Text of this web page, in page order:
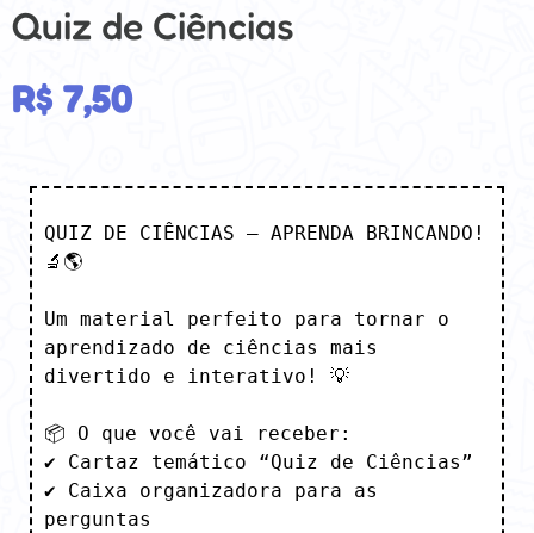
Quiz de Ciências
R$ 7,50
QUIZ DE CIÊNCIAS – APRENDA BRINCANDO!
🔬🌎
Um material perfeito para tornar o
aprendizado de ciências mais
divertido e interativo! 💡
📦 O que você vai receber:
✔️ Cartaz temático “Quiz de Ciências”
✔️ Caixa organizadora para as
perguntas